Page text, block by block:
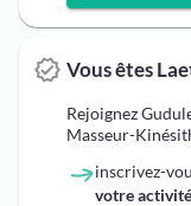
Vous êtes
Rejoignez
Masseur-
inscrivez-
votre